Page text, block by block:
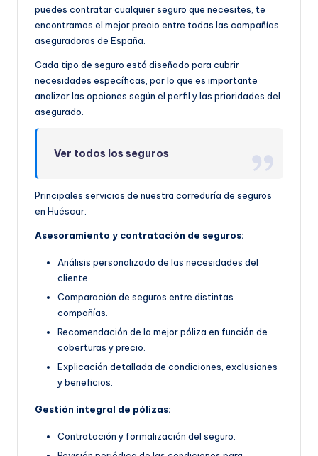
puedes contratar cualquier seguro que necesites, te
encontramos el mejor precio entre todas las compañías
aseguradoras de España.
Cada tipo de seguro está diseñado para cubrir
necesidades específicas, por lo que es importante
analizar las opciones según el perfil y las prioridades del
asegurado.
Ver todos los seguros
Principales servicios de nuestra correduría de seguros
en Huéscar:
Asesoramiento y contratación de seguros:
Análisis personalizado de las necesidades del
cliente.
Comparación de seguros entre distintas
compañías.
Recomendación de la mejor póliza en función de
coberturas y precio.
Explicación detallada de condiciones, exclusiones
y beneficios.
Gestión integral de pólizas:
Contratación y formalización del seguro.